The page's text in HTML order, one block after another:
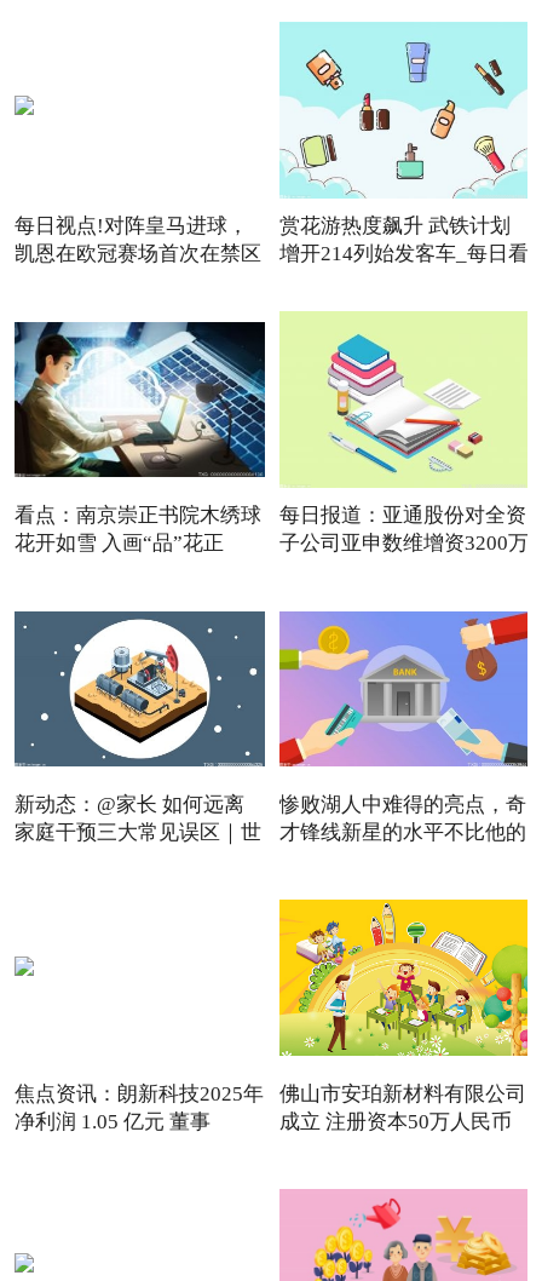
每日视点!对阵皇马进球，
凯恩在欧冠赛场首次在禁区
赏花游热度飙升 武铁计划
增开214列始发客车_每日看
看点：南京崇正书院木绣球
花开如雪 入画“品”花正
每日报道：亚通股份对全资
子公司亚申数维增资3200万
新动态：@家长 如何远离
家庭干预三大常见误区｜世
惨败湖人中难得的亮点，奇
才锋线新星的水平不比他的
焦点资讯：朗新科技2025年
净利润 1.05 亿元 董事
佛山市安珀新材料有限公司
成立 注册资本50万人民币